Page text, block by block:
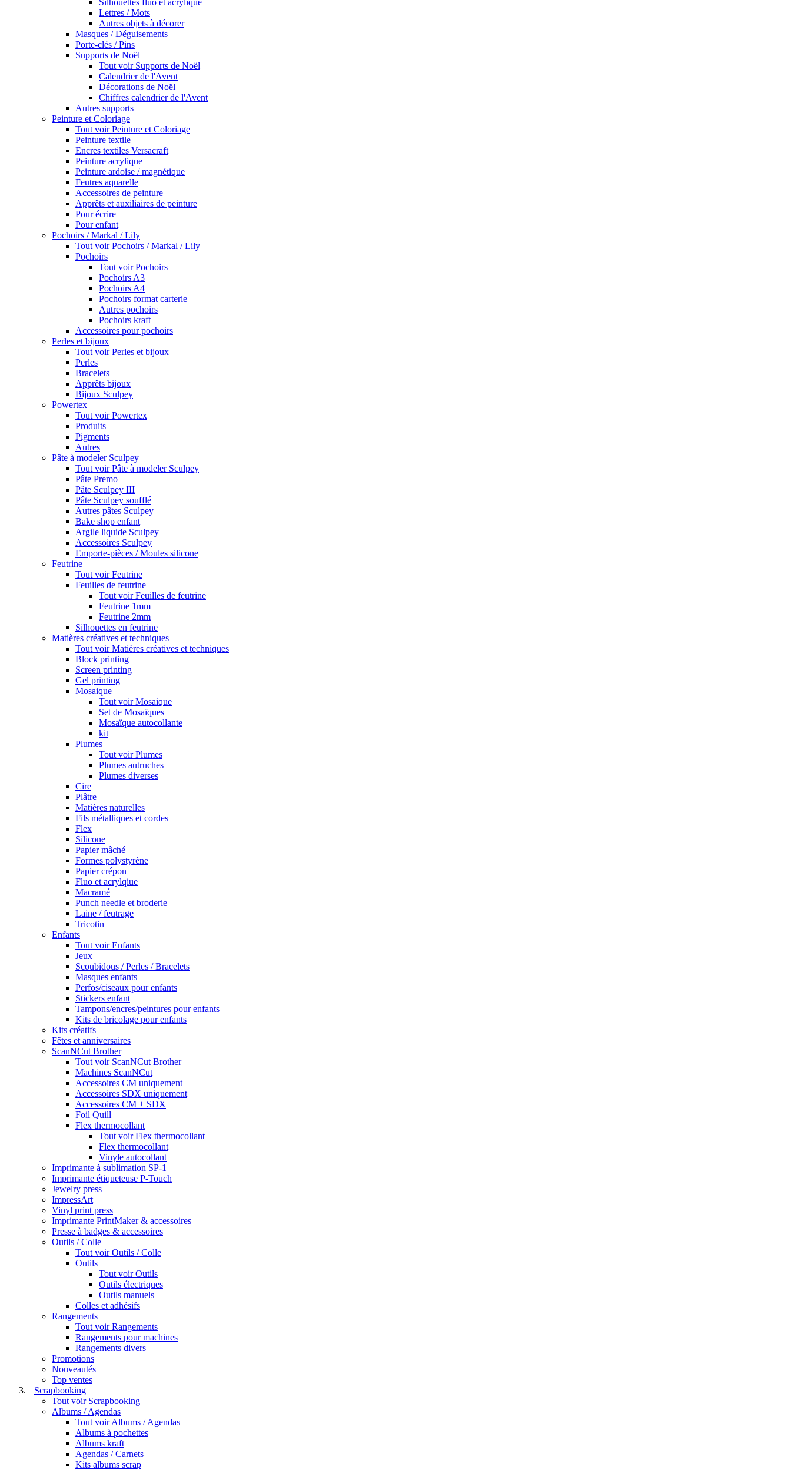
Silhouettes fluo et acrylique
Lettres / Mots
Autres objets à décorer
Masques / Déguisements
Porte-clés / Pins
Supports de Noël
Tout voir Supports de Noël
Calendrier de l'Avent
Décorations de Noël
Chiffres calendrier de l'Avent
Autres supports
Peinture et Coloriage
Tout voir Peinture et Coloriage
Peinture textile
Encres textiles Versacraft
Peinture acrylique
Peinture ardoise / magnétique
Feutres aquarelle
Accessoires de peinture
Apprêts et auxiliaires de peinture
Pour écrire
Pour enfant
Pochoirs / Markal / Lily
Tout voir Pochoirs / Markal / Lily
Pochoirs
Tout voir Pochoirs
Pochoirs A3
Pochoirs A4
Pochoirs format carterie
Autres pochoirs
Pochoirs kraft
Accessoires pour pochoirs
Perles et bijoux
Tout voir Perles et bijoux
Perles
Bracelets
Apprêts bijoux
Bijoux Sculpey
Powertex
Tout voir Powertex
Produits
Pigments
Autres
Pâte à modeler Sculpey
Tout voir Pâte à modeler Sculpey
Pâte Premo
Pâte Sculpey III
Pâte Sculpey soufflé
Autres pâtes Sculpey
Bake shop enfant
Argile liquide Sculpey
Accessoires Sculpey
Emporte-pièces / Moules silicone
Feutrine
Tout voir Feutrine
Feuilles de feutrine
Tout voir Feuilles de feutrine
Feutrine 1mm
Feutrine 2mm
Silhouettes en feutrine
Matières créatives et techniques
Tout voir Matières créatives et techniques
Block printing
Screen printing
Gel printing
Mosaique
Tout voir Mosaique
Set de Mosaïques
Mosaïque autocollante
kit
Plumes
Tout voir Plumes
Plumes autruches
Plumes diverses
Cire
Plâtre
Matières naturelles
Fils métalliques et cordes
Flex
Silicone
Papier mâché
Formes polystyrène
Papier crépon
Fluo et acrylqiue
Macramé
Punch needle et broderie
Laine / feutrage
Tricotin
Enfants
Tout voir Enfants
Jeux
Scoubidous / Perles / Bracelets
Masques enfants
Perfos/ciseaux pour enfants
Stickers enfant
Tampons/encres/peintures pour enfants
Kits de bricolage pour enfants
Kits créatifs
Fêtes et anniversaires
ScanNCut Brother
Tout voir ScanNCut Brother
Machines ScanNCut
Accessoires CM uniquement
Accessoires SDX uniquement
Accessoires CM + SDX
Foil Quill
Flex thermocollant
Tout voir Flex thermocollant
Flex thermocollant
Vinyle autocollant
Imprimante à sublimation SP-1
Imprimante étiqueteuse P-Touch
Jewelry press
ImpressArt
Vinyl print press
Imprimante PrintMaker & accessoires
Presse à badges & accessoires
Outils / Colle
Tout voir Outils / Colle
Outils
Tout voir Outils
Outils électriques
Outils manuels
Colles et adhésifs
Rangements
Tout voir Rangements
Rangements pour machines
Rangements divers
Promotions
Nouveautés
Top ventes
Scrapbooking
Tout voir Scrapbooking
Albums / Agendas
Tout voir Albums / Agendas
Albums à pochettes
Albums kraft
Agendas / Carnets
Kits albums scrap